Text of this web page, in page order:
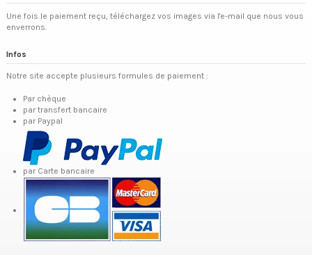
Une fois le paiement reçu, téléchargez vos images via l'e-mail que nous vous
enverrons.
Infos
Notre site accepte plusieurs formules de paiement :
Par chèque
par transfert bancaire
par Paypal
par Carte bancaire